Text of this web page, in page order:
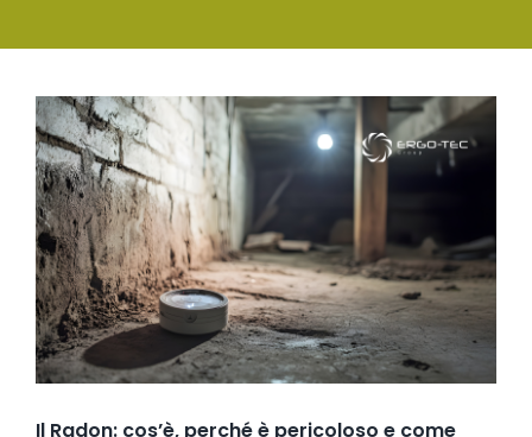
SERVIZI
FORMAZIONE
EVENTI NOVITÀ
CONTATTI
Ingrandisci
immagine
Il Radon: cos’è, perché è pericoloso e come